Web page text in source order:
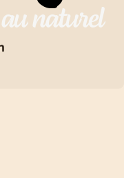
aunaturel